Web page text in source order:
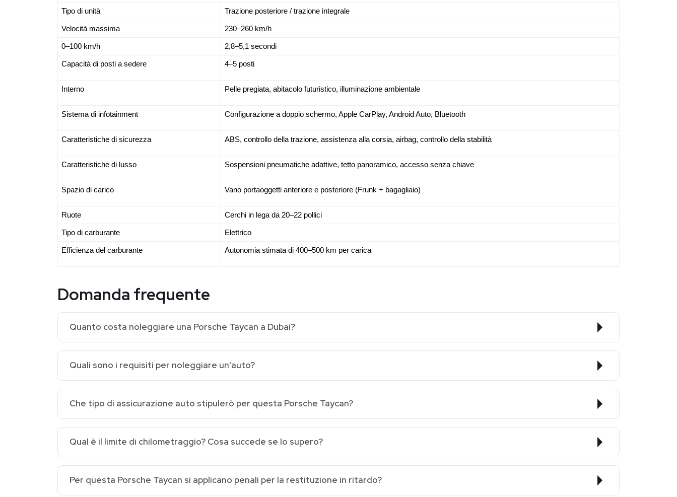
Tipo di unità Trazione posteriore / trazione integrale
Velocità massima 230–260 km/h
0–100 km/h 2,8–5,1 secondi
Capacità di posti a sedere 4–5 posti
Interno Pelle pregiata, abitacolo futuristico, illuminazione ambientale
Sistema di infotainment Configurazione a doppio schermo, Apple CarPlay, Android Auto, Bluetooth
Caratteristiche di sicurezza ABS, controllo della trazione, assistenza alla corsia, airbag, controllo della stabilità
Caratteristiche di lusso Sospensioni pneumatiche adattive, tetto panoramico, accesso senza chiave
Spazio di carico Vano portaoggetti anteriore e posteriore (Frunk + bagagliaio)
Ruote Cerchi in lega da 20–22 pollici
Tipo di carburante Elettrico
Efficienza del carburante Autonomia stimata di 400–500 km per carica
Domanda frequente
Quanto costa noleggiare una Porsche Taycan a Dubai?
Quali sono i requisiti per noleggiare un'auto?
Che tipo di assicurazione auto stipulerò per questa Porsche Taycan?
Qual è il limite di chilometraggio? Cosa succede se lo supero?
Per questa Porsche Taycan si applicano penali per la restituzione in ritardo?